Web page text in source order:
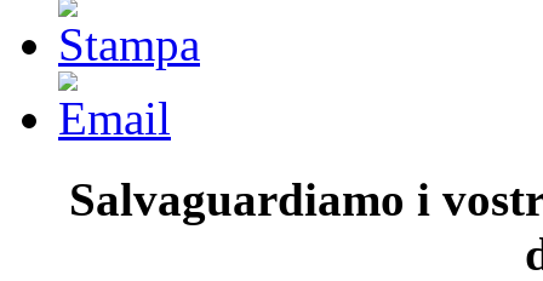
Salvaguardiamo i